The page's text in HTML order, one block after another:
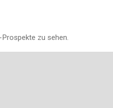
zu sehen.